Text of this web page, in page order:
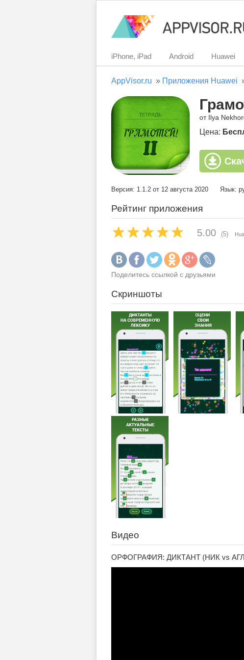
iPhone, iPad Android Huawei
AppVisor.ru » Приложения Huawei
от Ilya
Цена:
Версия: 1.1.2 от 12 августа 2020 Язык:
Рейтинг приложения
5.00 (5)
Поделитесь ссылкой с друзьями
Скриншоты
Видео
ОРФОГРАФИЯ: ДИКТАНТ (НИК vs